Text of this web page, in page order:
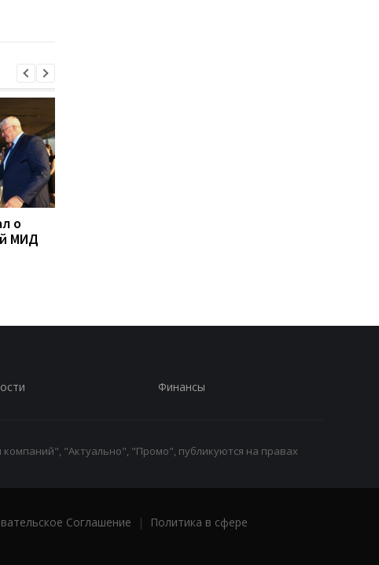
о
МИД
Финансы
"Актуально", "Промо", публикуются на правах
Соглашение |
Политика в сфере